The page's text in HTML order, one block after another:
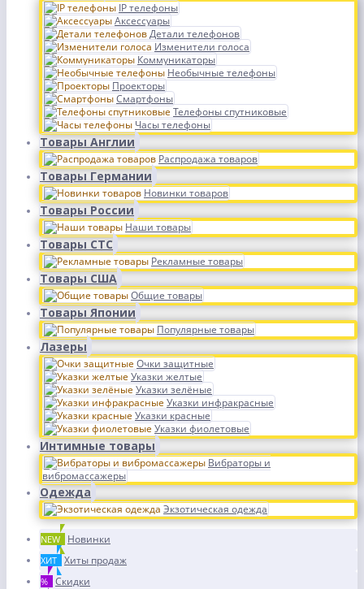
IP телефоны
Аксессуары
Детали телефонов
Изменители голоса
Коммуникаторы
Необычные телефоны
Проекторы
Смартфоны
Телефоны спутниковые
Часы телефоны
Товары Англии
Распродажа товаров
Товары Германии
Новинки товаров
Товары России
Наши товары
Товары СТС
Рекламные товары
Товары США
Общие товары
Товары Японии
Популярные товары
Лазеры
Очки защитные
Указки желтые
Указки зелёные
Указки инфракрасные
Указки красные
Указки фиолетовые
Интимные товары
Вибраторы и
вибромассажеры
Одежда
Экзотическая одежда
NEW Новинки
ХИТ Хиты продаж
% Скидки